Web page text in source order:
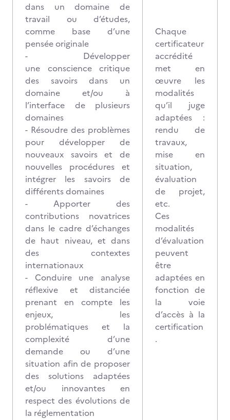
dans un domaine de
travail ou d’études,
comme base d’une
pensée originale
- Développer
une conscience critique
des savoirs dans un
domaine et/ou à
l’interface de plusieurs
domaines
- Résoudre des problèmes
pour développer de
nouveaux savoirs et de
nouvelles procédures et
intégrer les savoirs de
différents domaines
- Apporter des
contributions novatrices
dans le cadre d’échanges
de haut niveau, et dans
des contextes
internationaux
- Conduire une analyse
réflexive et distanciée
prenant en compte les
enjeux, les
problématiques et la
complexité d’une
demande ou d’une
situation afin de proposer
des solutions adaptées
et/ou innovantes en
respect des évolutions de
la réglementation
Chaque
certificateur
accrédité
met en
œuvre les
modalités
qu’il juge
adaptées :
rendu de
travaux,
mise en
situation,
évaluation
de projet,
etc.
Ces
modalités
d’évaluation
peuvent
être
adaptées en
fonction de
la voie
d’accès à la
certification
.